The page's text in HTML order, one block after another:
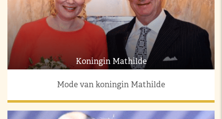
Koningin Mathilde
Mode van koningin Mathilde